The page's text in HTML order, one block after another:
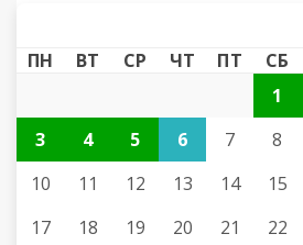
ПН ВТ СР ЧТ ПТ СБ
1
3
4 5 6 7 8
10
11 12 13 14 15
17
18 19 20 21 22